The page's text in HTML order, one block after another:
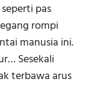
pas
rompi
manusia ini.
Sesekali
terbawa arus